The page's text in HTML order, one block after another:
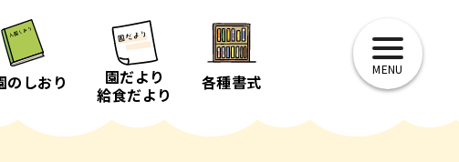
のしおり
園だより
給食だより
各種書式
toggle
navigation